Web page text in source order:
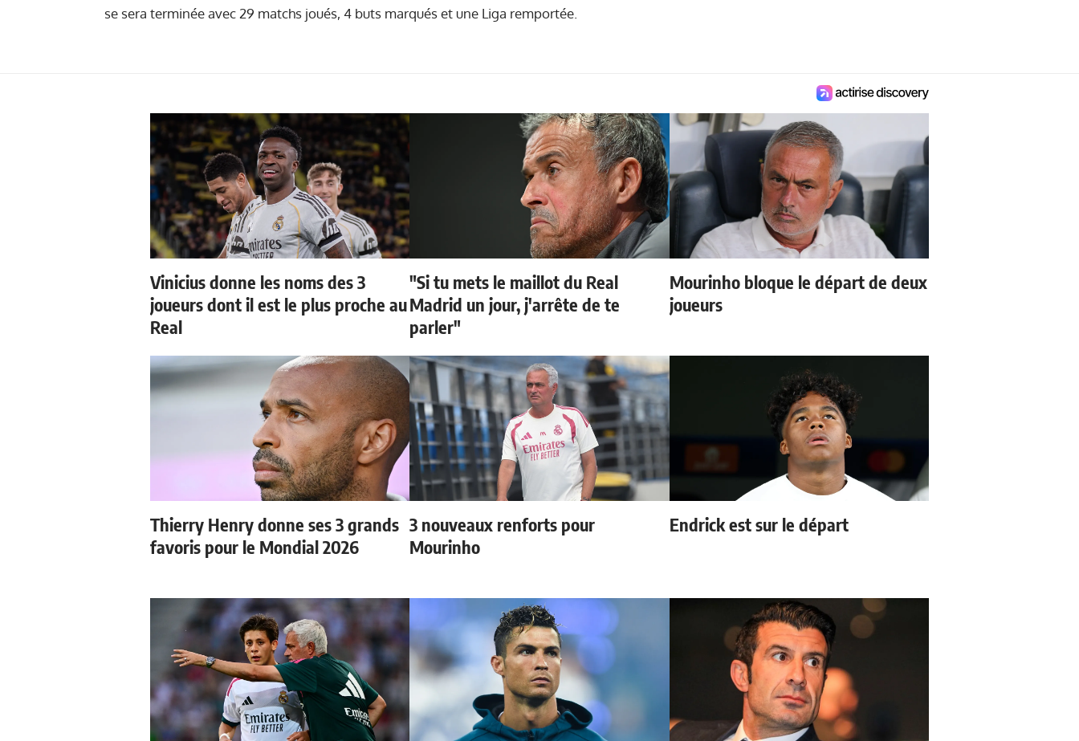
se sera terminée avec 29 matchs joués, 4 buts marqués et une Liga remportée.
Vinicius donne les noms des 3
joueurs dont il est le plus proche au
Real
"Si tu mets le maillot du Real
Madrid un jour, j'arrête de te
parler"
Mourinho bloque le départ de deux
joueurs
Thierry Henry donne ses 3 grands
favoris pour le Mondial 2026
3 nouveaux renforts pour
Mourinho
Endrick est sur le départ